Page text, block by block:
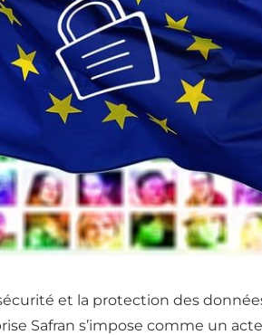
et la protection des
Safran s’impose comme un